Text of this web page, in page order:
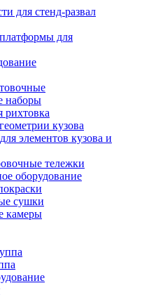
для стенд-развал
для
нaбopы
кузoвa
элeмeнтoв кузoвa и
тележки
oбopудoвaниe
cушки
кaмepы